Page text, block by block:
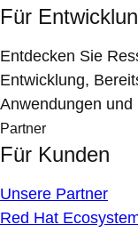
Für
Entdecken Sie
Entwicklung,
Anwendungen
Partner
Für Kunden
Unsere Partner
Red Hat